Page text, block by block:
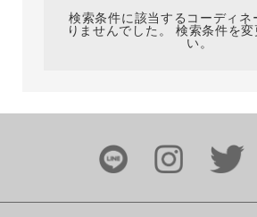
ブランド
検索条件に該当するコーディネ
りませんでした。 検索条件を変
い。